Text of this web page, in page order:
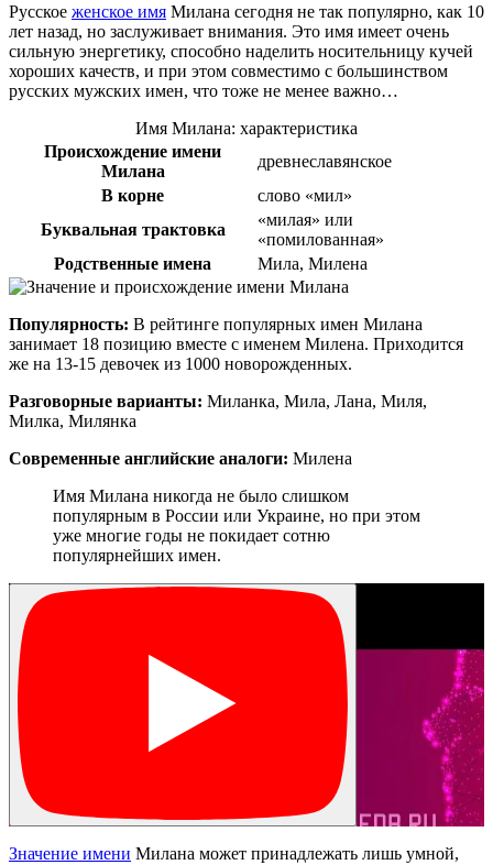
Русское женское имя Милана сегодня не так популярно, как 10
лет назад, но заслуживает внимания. Это имя имеет очень
сильную энергетику, способно наделить носительницу кучей
хороших качеств, и при этом совместимо с большинством
русских мужских имен, что тоже не менее важно…
Имя Милана: характеристика
Происхождение имени
Милана
древнеславянское
В корне
слово «мил»
Буквальная трактовка
«милая» или
«помилованная»
Родственные имена
Мила, Милена
Популярность: В рейтинге популярных имен Милана
занимает 18 позицию вместе с именем Милена. Приходится
же на 13-15 девочек из 1000 новорожденных.
Разговорные варианты: Миланка, Мила, Лана, Миля,
Милка, Милянка
Современные английские аналоги: Милена
Имя Милана никогда не было слишком
популярным в России или Украине, но при этом
уже многие годы не покидает сотню
популярнейших имен.
Значение имени Милана может принадлежать лишь умной,